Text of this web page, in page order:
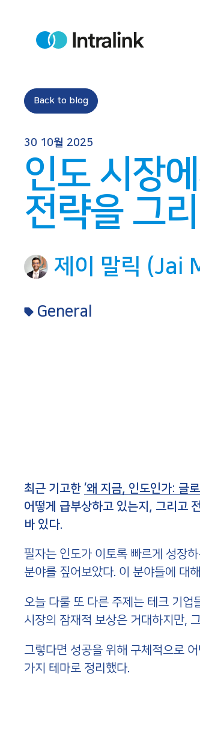
H
Back to blog
30 10월 2025
인도 시장
전략을 그
제이 말릭 (Jai
General
최근 기고한 ‘왜 지금, 인도인가: 글
어떻게 급부상하고 있는지, 그리고
바 있다.
필자는 인도가 이토록 빠르게 성장
분야를 짚어보았다. 이 분야들에 대
오늘 다룰 또 다른 주제는 테크 기업
시장의 잠재적 보상은 거대하지만,
그렇다면 성공을 위해 구체적으로
가지 테마로 정리했다.